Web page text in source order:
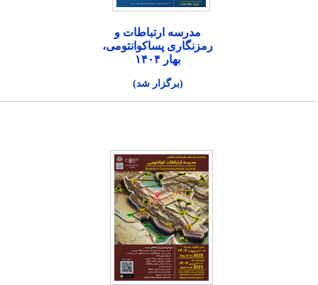
مدرسه ارتباطات و
رمزنگاری پساکوانتومی،
بهار ۱۴۰۴
(برگزار شد)